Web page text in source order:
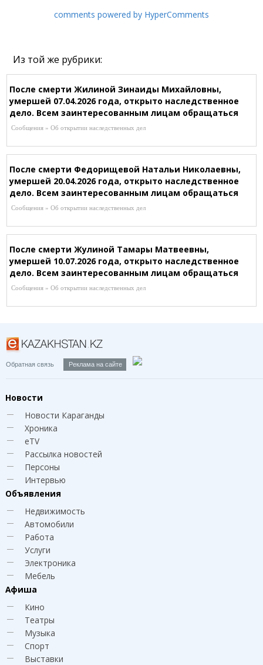
comments powered by HyperComments
Из той же рубрики:
После смерти Жилиной Зинаиды Михайловны,
умершей 07.04.2026 года, открыто наследственное
дело. Всем заинтересованным лицам обращаться
к нотариусу Шагировой Р.Р. по адресу:
Службой Сбыта), Т. 8-721-253-43-87
Сообщения » Об открытии наследственных дел
После смерти Федорищевой Натальи Николаевны,
умершей 20.04.2026 года, открыто наследственное
дело. Всем заинтересованным лицам обращаться
к нотариусу Ержановой Ж.А, по адресу: г.Абай,
Сообщения » Об открытии наследственных дел
После смерти Жулиной Тамары Матвеевны,
умершей 10.07.2026 года, открыто наследственное
дело. Всем заинтересованным лицам обращаться
к нотариусу Шагировой Р.Р. по адресу:
Службой Сбыта), Т. 8-721-253-43-87
Сообщения » Об открытии наследственных дел
Обратная связь Реклама на сайте
Новости
Новости Караганды
Хроника
eTV
Рассылка новостей
Персоны
Интервью
Объявления
Недвижимость
Автомобили
Работа
Услуги
Электроника
Мебель
Афиша
Кино
Театры
Музыка
Спорт
Выставки